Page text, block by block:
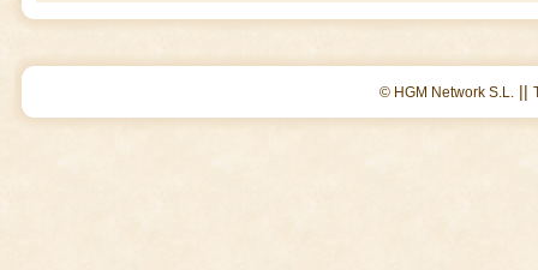
© HGM Network S.L. ||